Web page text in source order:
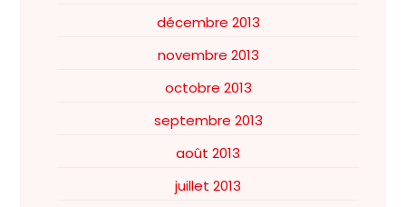
décembre 2013
novembre 2013
octobre 2013
septembre 2013
août 2013
juillet 2013